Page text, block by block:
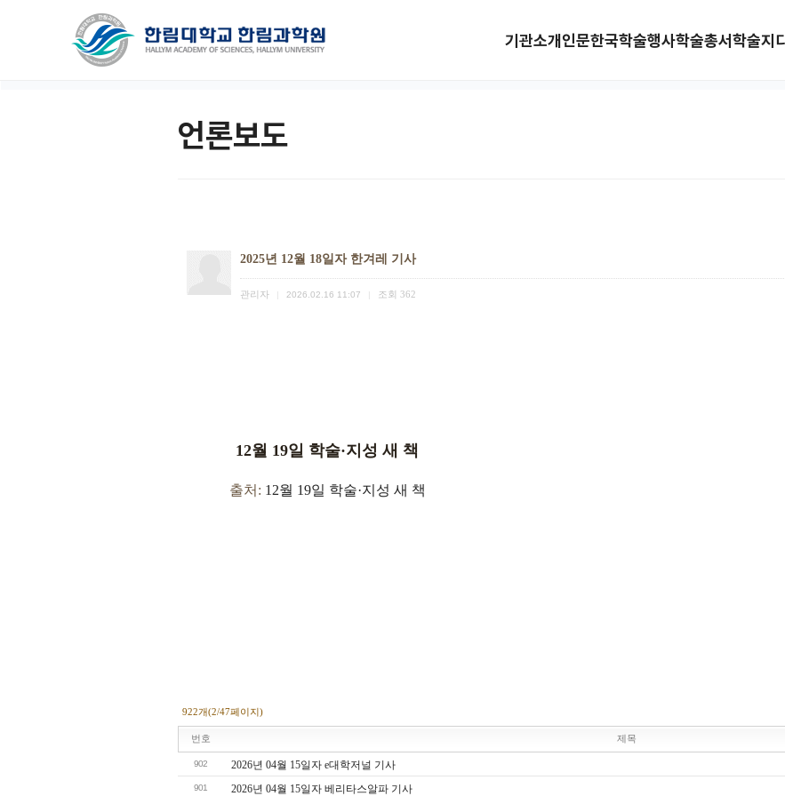
기관소개인문한국학술행사학술총서학술지
언론보도
2025년 12월 18일자 한겨레 기사
관리자 2026.02.16 11:07 조회 362
12월 19일 학술·지성 새 책
출처: 12월 19일 학술·지성 새 책
922개(2/47페이지)
번호 제목
902 2026년 04월 15일자 e대학저널 기사
901 2026년 04월 15일자 베리타스알파 기사